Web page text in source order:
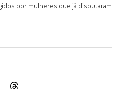
por mulheres que já disputaram